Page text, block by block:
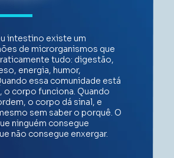
intestino existe um
de microrganismos que
tudo: digestão,
energia, humor,
essa comunidade está
o corpo funciona. Quando
o corpo dá sinal, e
sem saber o porquê. O
ninguém consegue
não consegue enxergar.